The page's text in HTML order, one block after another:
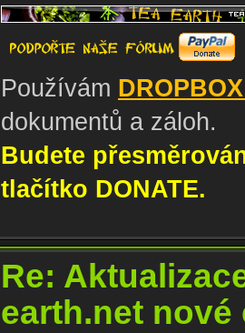
Používám
dokumentů a záloh.
Budete
tlačítko DONATE.
Re:
earth.net nové